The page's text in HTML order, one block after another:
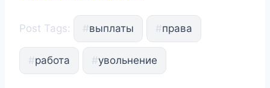
Post Tags: #выплаты #права
#работа #увольнение